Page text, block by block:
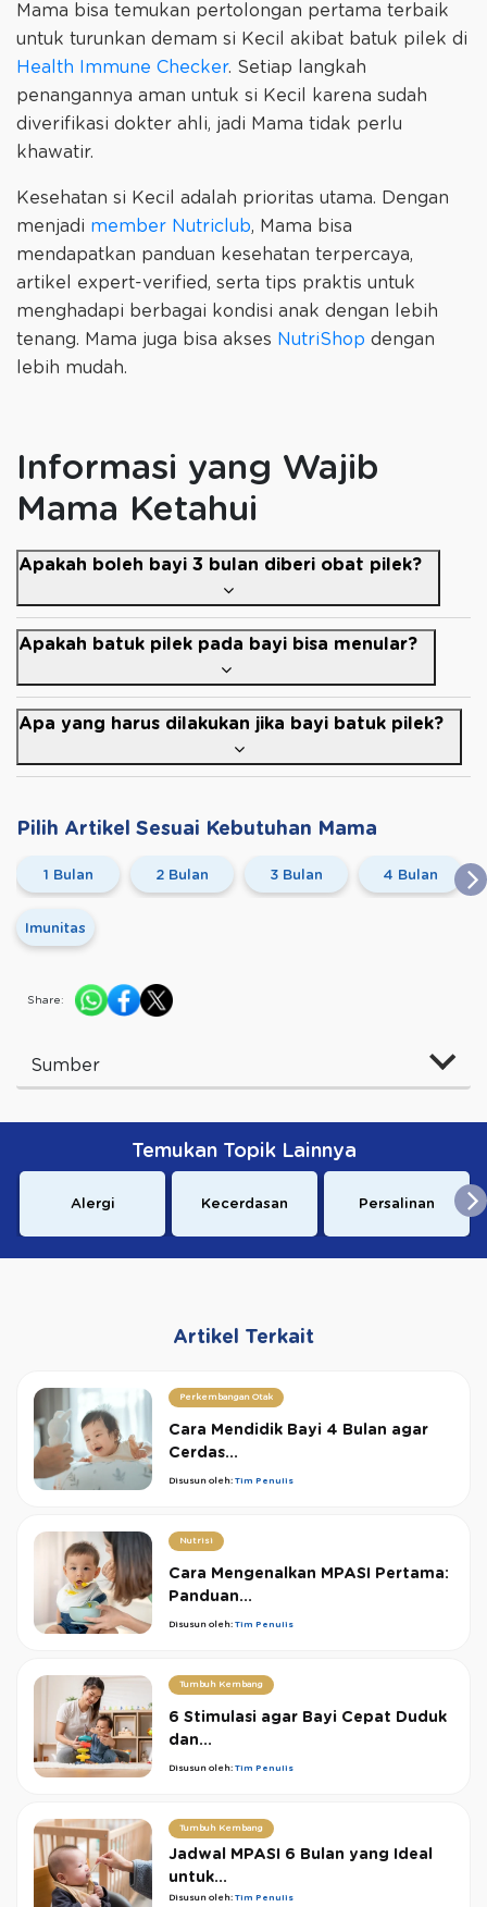
Mama bisa temukan pertolongan pertama terbaik
untuk turunkan demam si Kecil akibat batuk pilek di
Health Immune Checker. Setiap langkah
penangannya aman untuk si Kecil karena sudah
diverifikasi dokter ahli, jadi Mama tidak perlu
khawatir.
Kesehatan si Kecil adalah prioritas utama. Dengan
menjadi member Nutriclub, Mama bisa
mendapatkan panduan kesehatan terpercaya,
artikel expert-verified, serta tips praktis untuk
menghadapi berbagai kondisi anak dengan lebih
tenang. Mama juga bisa akses NutriShop dengan
lebih mudah.
Informasi yang Wajib
Mama Ketahui
Apakah boleh bayi 3 bulan diberi obat pilek?
Apakah batuk pilek pada bayi bisa menular?
Apa yang harus dilakukan jika bayi batuk pilek?
Pilih Artikel Sesuai Kebutuhan Mama
1 Bulan 2 Bulan 3 Bulan 4 Bulan
Imunitas
Share:
Sumber
Temukan Topik Lainnya
Alergi Kecerdasan Persalinan
Artikel Terkait
Perkembangan Otak
Cara Mendidik Bayi 4 Bulan agar
Cerdas...
Disusun oleh: Tim Penulis
Nutrisi
Cara Mengenalkan MPASI Pertama:
Panduan...
Disusun oleh: Tim Penulis
Tumbuh Kembang
6 Stimulasi agar Bayi Cepat Duduk
dan...
Disusun oleh: Tim Penulis
Tumbuh Kembang
Jadwal MPASI 6 Bulan yang Ideal
untuk...
Disusun oleh: Tim Penulis